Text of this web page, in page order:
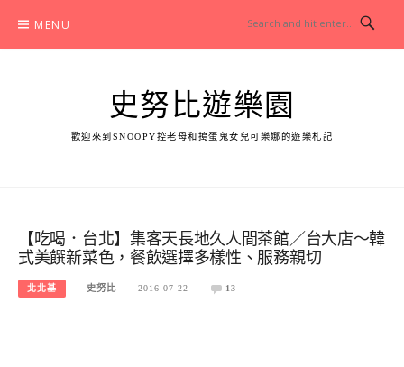
content
MENU
史努比遊樂園
歡迎來到SNOOPY控老母和搗蛋鬼女兒可樂娜的遊樂札記
【吃喝．台北】集客天長地久人間茶館／台大店～韓
式美饌新菜色，餐飲選擇多樣性、服務親切
北北基 史努比 2016-07-22 13